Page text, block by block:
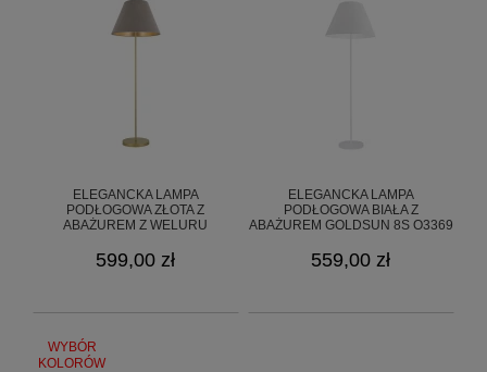
ELEGANCKA LAMPA
PODŁOGOWA ZŁOTA Z
ABAŻUREM Z WELURU
599,00 zł
ELEGANCKA LAMPA
PODŁOGOWA BIAŁA Z
ABAŻUREM GOLDSUN 8S O3369
559,00 zł
WYBÓR
KOLORÓW